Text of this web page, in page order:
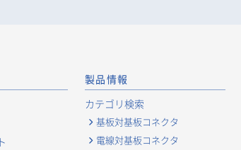
製品情報
カテゴリ検索
基板対基板コネクタ
電線対基板コネクタ